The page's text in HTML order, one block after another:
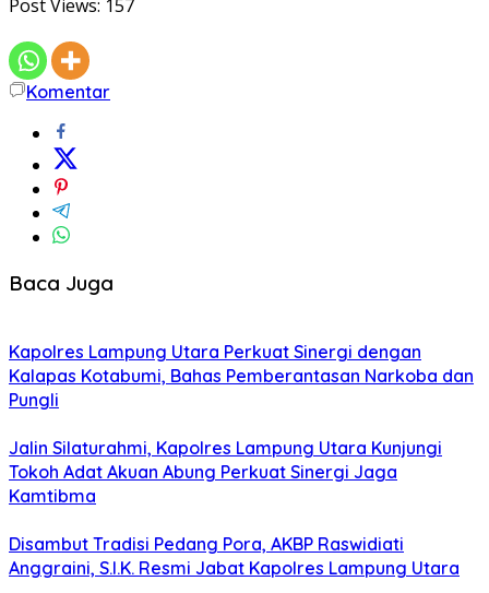
Post Views: 157
Komentar
Baca Juga
Kapolres Lampung Utara Perkuat Sinergi dengan
Kalapas Kotabumi, Bahas Pemberantasan Narkoba dan
Pungli
Jalin Silaturahmi, Kapolres Lampung Utara Kunjungi
Tokoh Adat Akuan Abung Perkuat Sinergi Jaga
Kamtibma
Disambut Tradisi Pedang Pora, AKBP Raswidiati
Anggraini, S.I.K. Resmi Jabat Kapolres Lampung Utara